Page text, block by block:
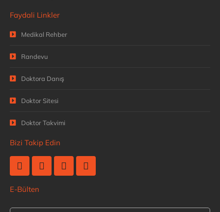
Faydali Linkler
Medikal Rehber
Randevu
Doktora Danış
Doktor Sitesi
Doktor Takvimi
Bizi Takip Edin
E-Bülten